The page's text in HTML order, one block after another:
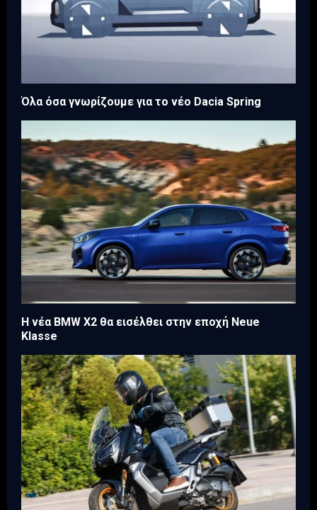
Όλα όσα γνωρίζουμε για το νέο Dacia Spring
Η νέα BMW X2 θα εισέλθει στην εποχή Neue
Klasse